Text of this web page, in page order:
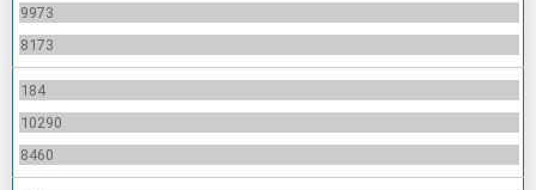
9973
8173
184
10290
8460